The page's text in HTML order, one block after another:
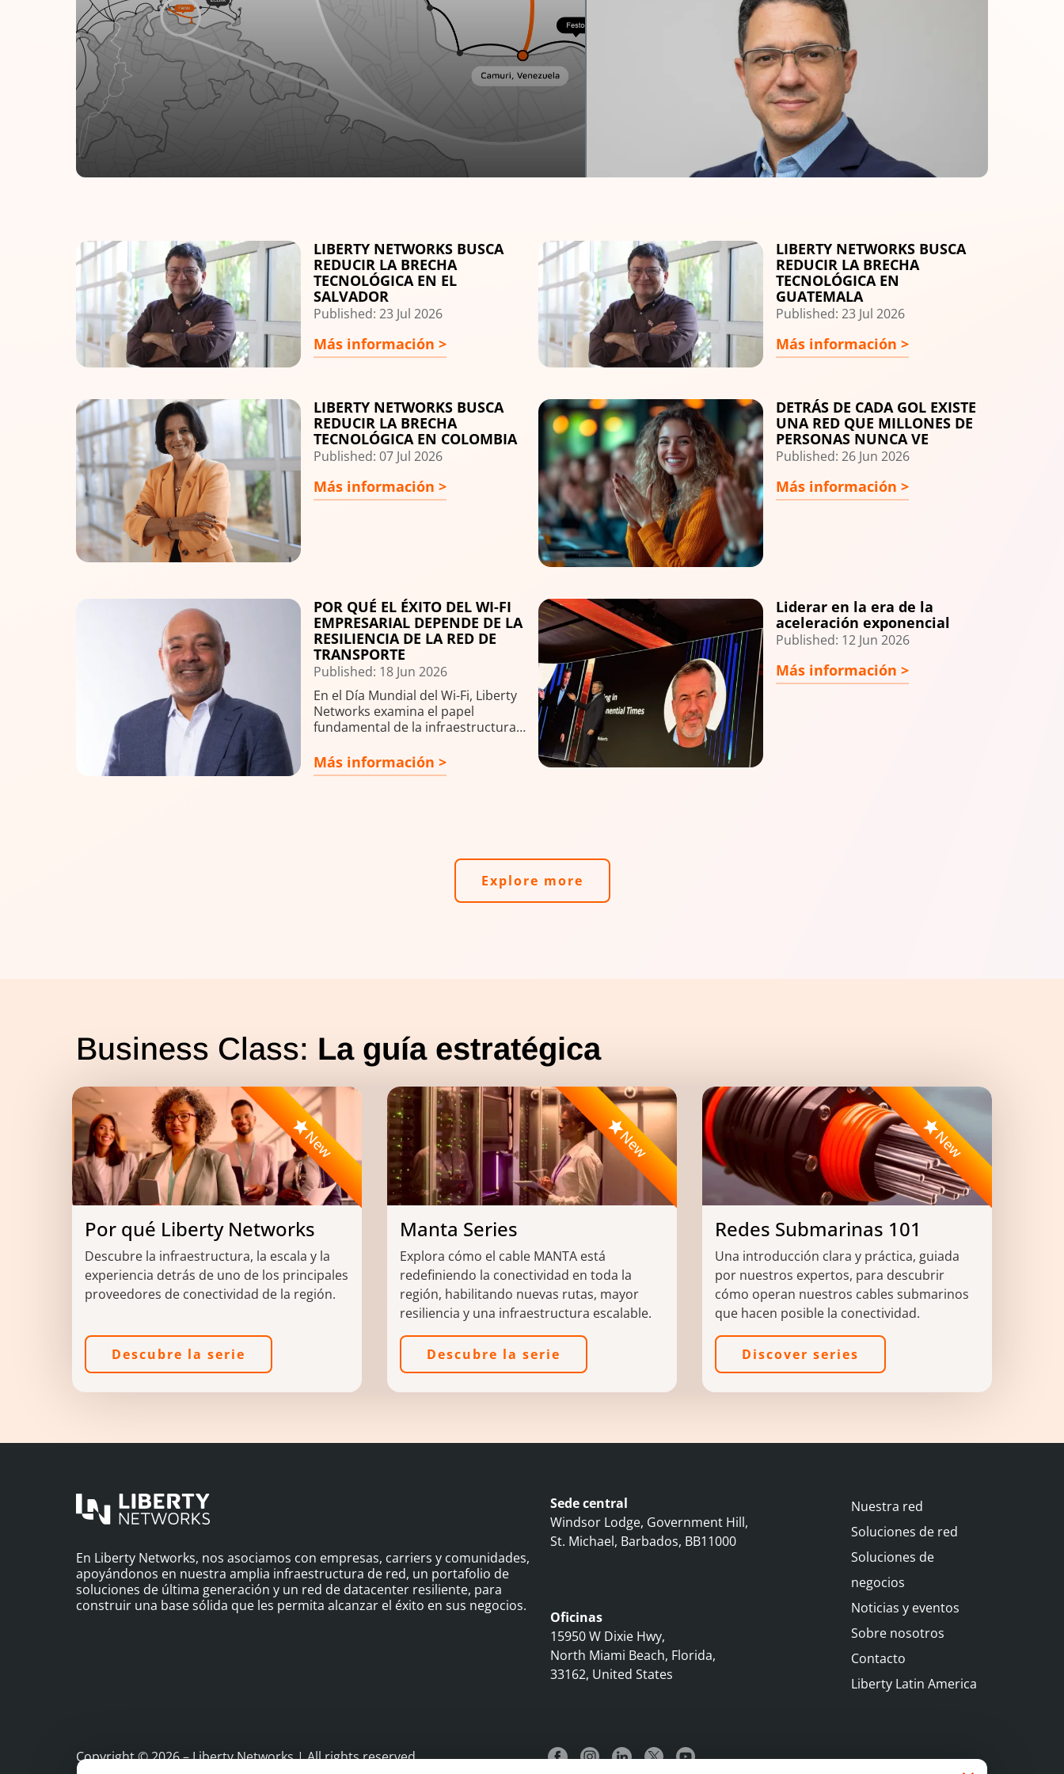
Colaboración inteligente y
comunicaciones unificadas para
un entorno digital sin límites.
Image
LIBERTY NETWORKS BUSCA
REDUCIR LA BRECHA
TECNOLÓGICA EN EL
SALVADOR
Published: 23 Jul 2026
Más información >
Image
LIBERTY NETWORKS BUSCA
REDUCIR LA BRECHA
TECNOLÓGICA EN
GUATEMALA
Published: 23 Jul 2026
Más información >
Image
LIBERTY NETWORKS BUSCA
REDUCIR LA BRECHA
TECNOLÓGICA EN COLOMBIA
Published: 07 Jul 2026
Más información >
Image
DETRÁS DE CADA GOL EXISTE
UNA RED QUE MILLONES DE
PERSONAS NUNCA VE
Published: 26 Jun 2026
Más información >
POR QUÉ EL ÉXITO DEL WI-FI
EMPRESARIAL DEPENDE DE LA
RESILIENCIA DE LA RED DE
TRANSPORTE
Published: 18 Jun 2026
En el Día Mundial del Wi-Fi, Liberty
Networks examina el papel
fundamental de la infraestructura
rendimiento p...
Más información >
Image
Liderar en la era de la
aceleración exponencial
Published: 12 Jun 2026
Más información >
Explore more
Business Class: La guía estratégica
New
Image
Por qué Liberty Networks
Descubre la infraestructura, la escala y la
experiencia detrás de uno de los principales
proveedores de conectividad de la región.
Descubre la serie
New
Image
Manta Series
Explora cómo el cable MANTA está
redefiniendo la conectividad en toda la
región, habilitando nuevas rutas, mayor
resiliencia y una infraestructura escalable.
Descubre la serie
New
Image
Redes Submarinas 101
Una introducción clara y práctica, guiada
por nuestros expertos, para descubrir
cómo operan nuestros cables submarinos
que hacen posible la conectividad.
Discover series
En Liberty Networks, nos asociamos con empresas, carriers y comunidades,
apoyándonos en nuestra amplia infraestructura de red, un portafolio de
soluciones de última generación y un red de datacenter resiliente, para
construir una base sólida que les permita alcanzar el éxito en sus negocios.
Sede central
Windsor Lodge, Government Hill,
St. Michael, Barbados, BB11000
Oficinas
15950 W Dixie Hwy,
North Miami Beach, Florida,
33162, United States
Footer
Nuestra red
Soluciones de red
Soluciones de
negocios
Noticias y eventos
Sobre nosotros
Contacto
Liberty Latin America
Copyright © 2026 – Liberty Networks | All rights reserved.